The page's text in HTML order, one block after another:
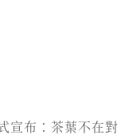
宣布：茶葉不在對